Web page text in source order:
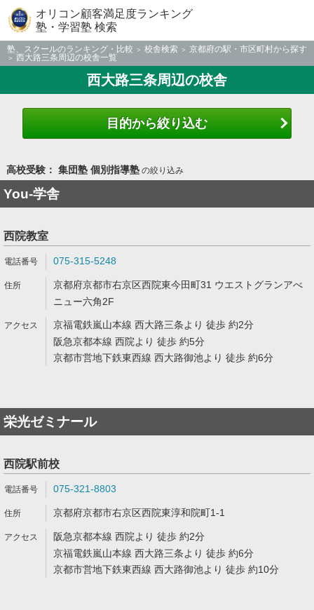
オリコン顧客満足度ランキング
塾・学習塾 検索
塾、スクールのランキング・比較 校舎検索
京都府の駅・市区町村から探す
西大路三条周辺の校舎一覧
西大路三条周辺の校舎
目的から絞り込む
高校受験： 集団塾 個別指導塾の絞り込み
You-学舎
西院教室
075-315-5248
京都府京都市右京区西院東今田町31 ウエストグランアべ
ニュー六角2F
京福電鉄嵐山本線 西大路三条より 徒歩 約2分
阪急京都本線 西院より 徒歩 約5分
京都市営地下鉄東西線 西大路御池より 徒歩 約6分
栄光ゼミナール
西院駅前校
075-321-8803
京都府京都市右京区西院東淳和院町1-1
阪急京都本線 西院より 徒歩 約2分
京福電鉄嵐山本線 西大路三条より 徒歩 約6分
京都市営地下鉄東西線 西大路御池より 徒歩 約10分